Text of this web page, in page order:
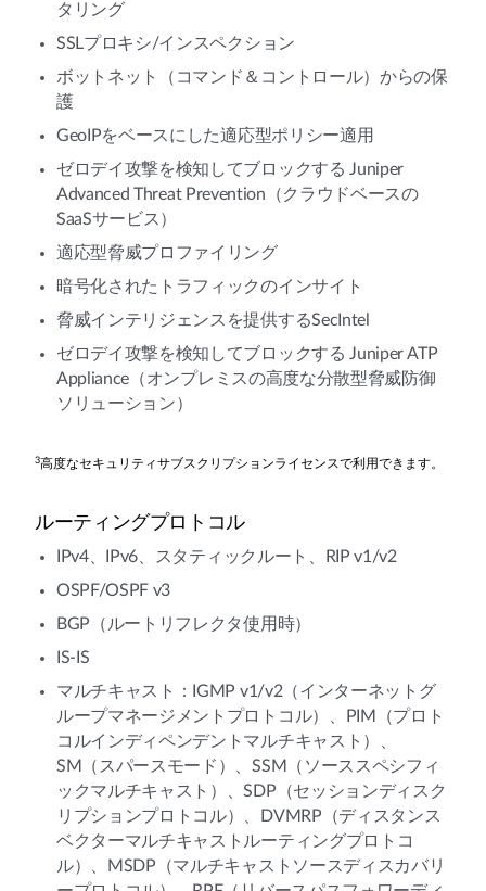
タリング
SSLプロキシ/インスペクション
ボットネット（コマンド＆コントロール）からの保
護
GeoIPをベースにした適応型ポリシー適用
ゼロデイ攻撃を検知してブロックする Juniper
Advanced Threat Prevention（クラウドベースの
SaaSサービス）
適応型脅威プロファイリング
暗号化されたトラフィックのインサイト
脅威インテリジェンスを提供するSecIntel
ゼロデイ攻撃を検知してブロックする Juniper ATP
Appliance（オンプレミスの高度な分散型脅威防御
ソリューション）
3高度なセキュリティサブスクリプションライセンスで利用できます。
ルーティングプロトコル
IPv4、IPv6、スタティックルート、RIP v1/v2
OSPF/OSPF v3
BGP（ルートリフレクタ使用時）
IS-IS
マルチキャスト：IGMP v1/v2（インターネットグ
ループマネージメントプロトコル）、PIM（プロト
コルインディペンデントマルチキャスト）、
SM（スパースモード）、SSM（ソーススペシフィ
ックマルチキャスト）、SDP（セッションディスク
リプションプロトコル）、DVMRP（ディスタンス
ベクターマルチキャストルーティングプロトコ
ル）、MSDP（マルチキャストソースディスカバリ